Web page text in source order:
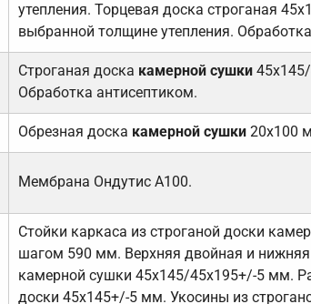
утепления. Торцевая доска строганая
выбранной толщине утепления.
Строганая доска камерной сушки
Обработка антисептиком.
Обрезная доска камерной сушки20х100
Мембрана Ондутис А100.
Стойки каркаса из строганой доски
шагом 590 мм. Верхняя двойная и нижняя
камерной сушки 45х145/45х195+/-5 мм.
доски 45х145+/-5 мм. Укосины из